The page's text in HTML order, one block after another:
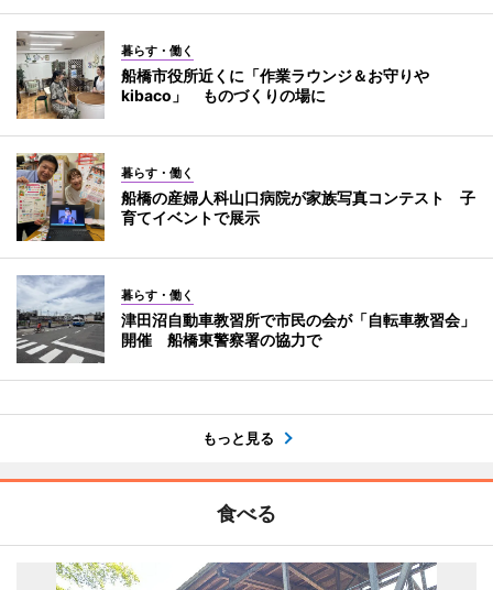
暮らす・働く
船橋市役所近くに「作業ラウンジ＆お守りや
kibaco」 ものづくりの場に
暮らす・働く
船橋の産婦人科山口病院が家族写真コンテスト 子
育てイベントで展示
暮らす・働く
津田沼自動車教習所で市民の会が「自転車教習会」
開催 船橋東警察署の協力で
もっと見る
食べる